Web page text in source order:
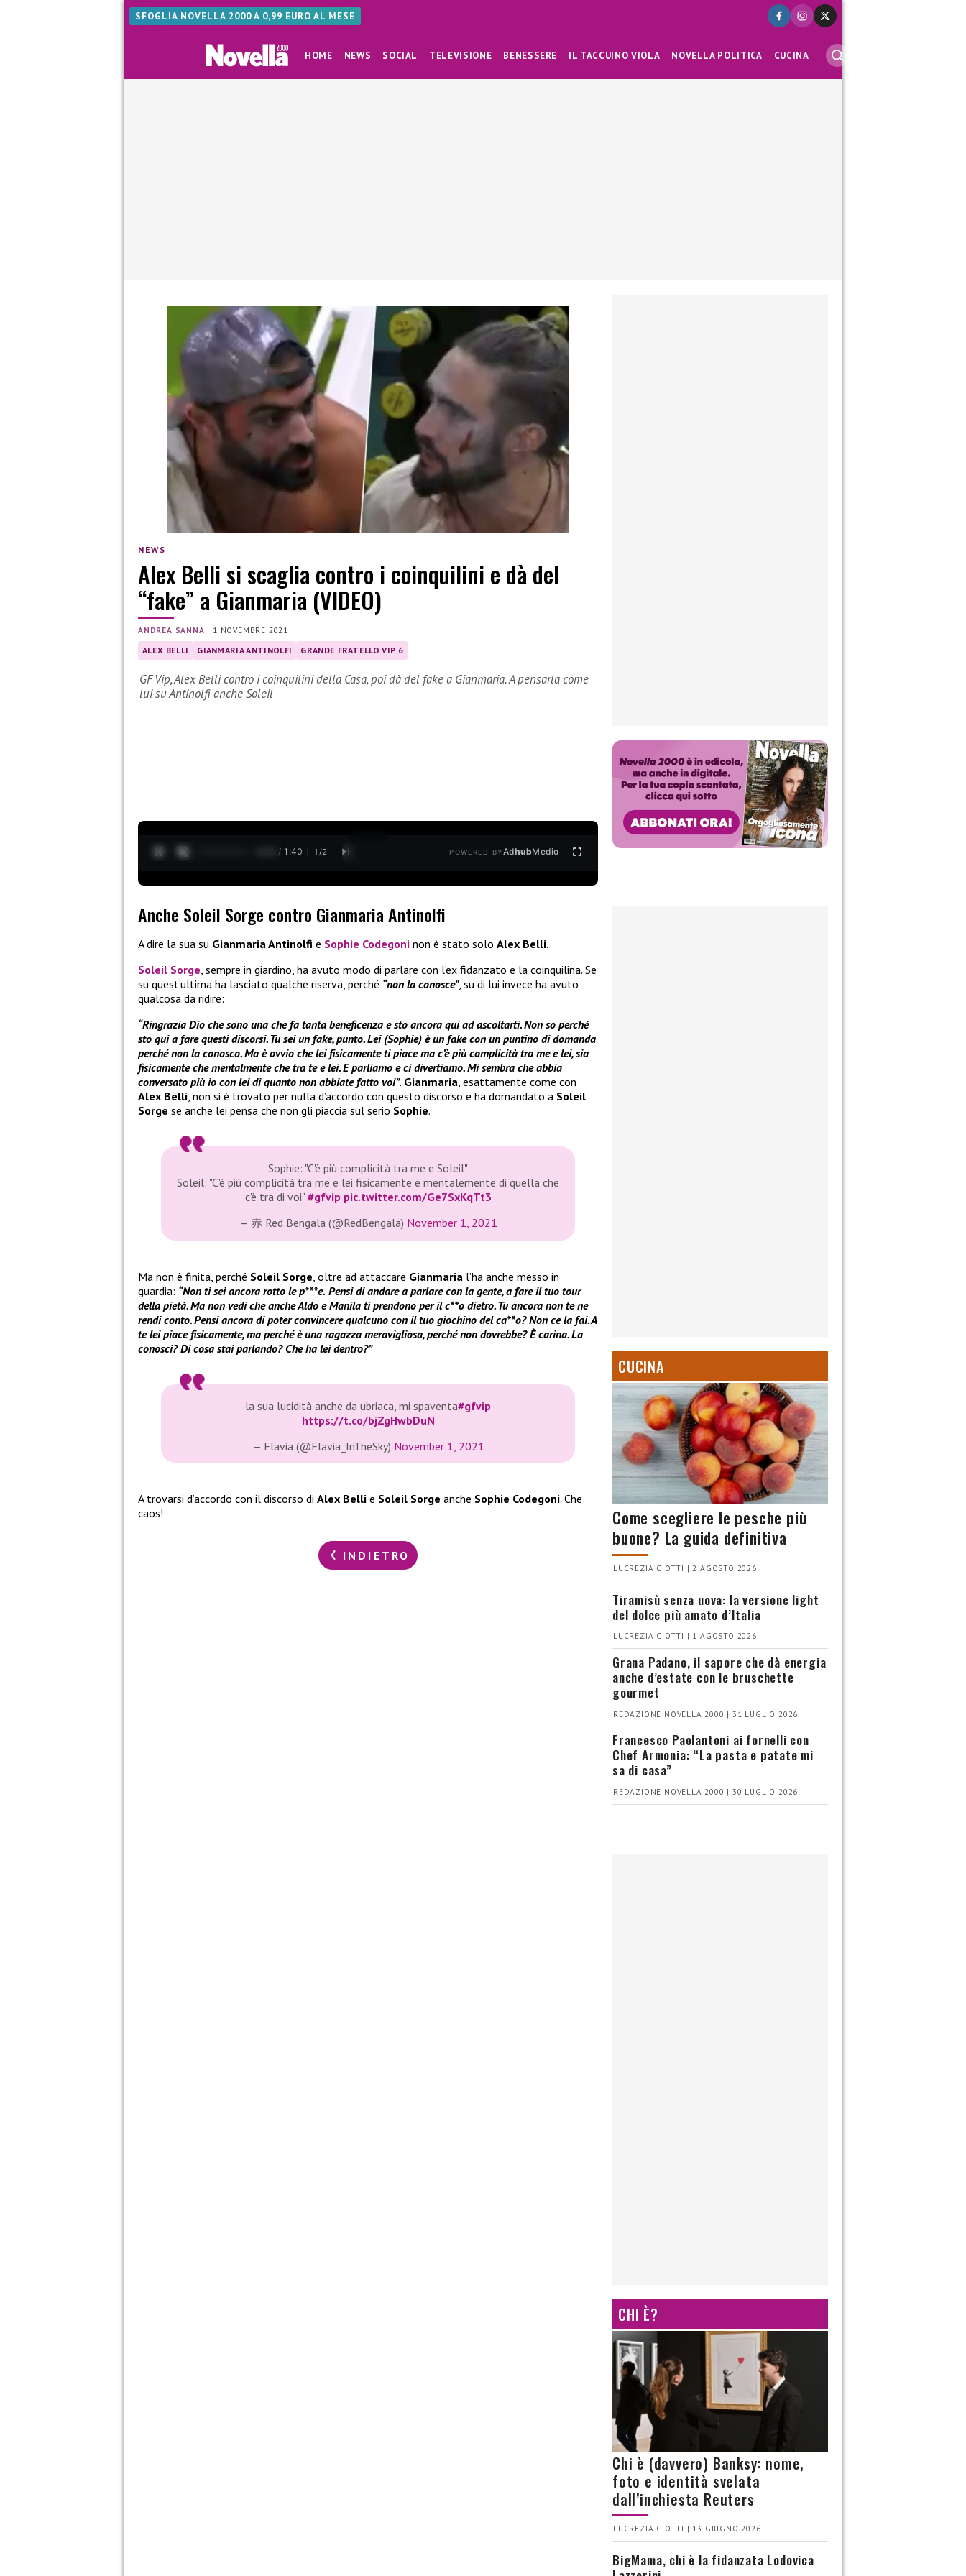
SFOGLIA NOVELLA 2000 A 0,99 EURO AL MESE
HOME NEWS SOCIAL TELEVISIONE BENESSERE IL TACCUINO VIOLA NOVELLA POLITICA CUCINA
NEWS
Alex Belli si scaglia contro i coinquilini e dà del
“fake” a Gianmaria (VIDEO)
ANDREA SANNA | 1 NOVEMBRE 2021
ALEX BELLI GIANMARIA ANTINOLFI GRANDE FRATELLO VIP 6
GF Vip, Alex Belli contro i coinquilini della Casa, poi dà del fake a Gianmaria. A pensarla come
lui su Antinolfi anche Soleil
0:27 / 1:40 1 /2 POWERED BYAdhubMedia
Anche Soleil Sorge contro Gianmaria Antinolfi
A dire la sua su Gianmaria Antinolfi e Sophie Codegoni non è stato solo Alex Belli.
Soleil Sorge, sempre in giardino, ha avuto modo di parlare con l’ex fidanzato e la coinquilina. Se
su quest’ultima ha lasciato qualche riserva, perché “non la conosce”, su di lui invece ha avuto
qualcosa da ridire:
“Ringrazia Dio che sono una che fa tanta beneficenza e sto ancora qui ad ascoltarti. Non so perché
sto qui a fare questi discorsi. Tu sei un fake, punto. Lei (Sophie) è un fake con un puntino di domanda
perché non la conosco. Ma è ovvio che lei fisicamente ti piace ma c’è più complicità tra me e lei, sia
fisicamente che mentalmente che tra te e lei. E parliamo e ci divertiamo. Mi sembra che abbia
conversato più io con lei di quanto non abbiate fatto voi”. Gianmaria, esattamente come con
Alex Belli, non si è trovato per nulla d’accordo con questo discorso e ha domandato a Soleil
Sorge se anche lei pensa che non gli piaccia sul serio Sophie.
Sophie: "C'è più complicità tra me e Soleil"
Soleil: "C'è più complicità tra me e lei fisicamente e mentalemente di quella che
c'è tra di voi"#gfvip pic.twitter.com/Ge7SxKqTt3
— 赤 Red Bengala (@RedBengala) November 1, 2021
Ma non è finita, perché Soleil Sorge, oltre ad attaccare Gianmaria l’ha anche messo in
guardia: “Non ti sei ancora rotto le p***e. Pensi di andare a parlare con la gente, a fare il tuo tour
della pietà. Ma non vedi che anche Aldo e Manila ti prendono per il c**o dietro. Tu ancora non te ne
rendi conto. Pensi ancora di poter convincere qualcuno con il tuo giochino del ca**o?Non ce la fai. A
te lei piace fisicamente, ma perché è una ragazza meravigliosa, perché non dovrebbe? È carina. La
conosci? Di cosa stai parlando? Che ha lei dentro?”
la sua lucidità anche da ubriaca, mi spaventa#gfvip
https://t.co/bjZgHwbDuN
— Flavia (@Flavia_InTheSky) November 1, 2021
A trovarsi d’accordo con il discorso di Alex Belli e Soleil Sorge anche Sophie Codegoni. Che
caos!
INDIETRO
CUCINA
Come scegliere le pesche più
buone? La guida definitiva
LUCREZIA CIOTTI | 2 AGOSTO 2026
Tiramisù senza uova: la versione light
del dolce più amato d’Italia
LUCREZIA CIOTTI | 1 AGOSTO 2026
Grana Padano, il sapore che dà energia
anche d’estate con le bruschette
gourmet
REDAZIONE NOVELLA 2000 | 31 LUGLIO 2026
Francesco Paolantoni ai fornelli con
Chef Armonia: “La pasta e patate mi
sa di casa”
REDAZIONE NOVELLA 2000 | 30 LUGLIO 2026
CHI È?
Chi è (davvero) Banksy: nome,
foto e identità svelata
dall’inchiesta Reuters
LUCREZIA CIOTTI | 13 GIUGNO 2026
BigMama, chi è la fidanzata Lodovica